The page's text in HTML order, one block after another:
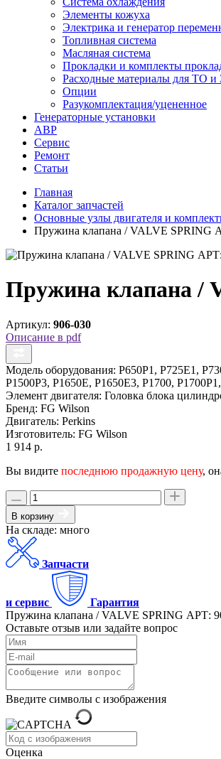
Элементы кожуха
Электрика и генератор
Топливная система
Масляная система
Прокладки и комплекты
Расходные материалы для ТО
Опции
Разукомплектация/уцененное
Генераторные установки
АВР
Сервис
Ремонт
Статьи
Главная
Каталог запчастей
Основные узлы двигателя и
Пружина клапана / VALVE SPRING
Пружина клапана /
Артикул: 906-030
Описание в pdf
Модель оборудования: P650P1, P725E1,
P1500P3, P1650E, P1650E3, P1700,
Элемент двигателя: Головка блока
Бренд: FG Wilson
Двигатель: Perkins
Изготовитель: FG Wilson
1 914 р.
Вы видите последнюю продажную цену,
В корзину
На складе: много
Запчасти
и сервис
Гарантия
Пружина клапана / VALVE SPRING АРТ:
Оставьте отзыв или задайте вопрос
Введите символы с изображения
Оценка